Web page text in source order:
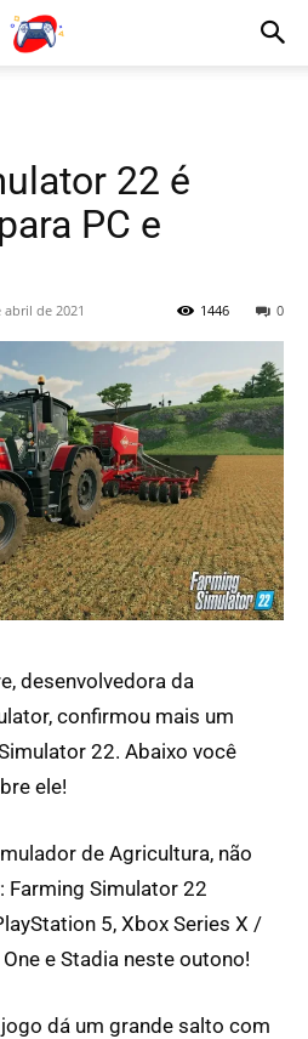
22 é
PC e
abril de 2021 0
1446
desenvolvedora da
confirmou mais um
22. Abaixo você
ele!
de Agricultura, não
Farming Simulator 22
5, Xbox Series X /
e Stadia neste outono!
dá um grande salto com